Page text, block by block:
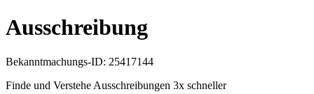
Ausschreibung
Bekanntmachungs-ID: 25417144
Finde und Verstehe Ausschreibungen 3x schneller